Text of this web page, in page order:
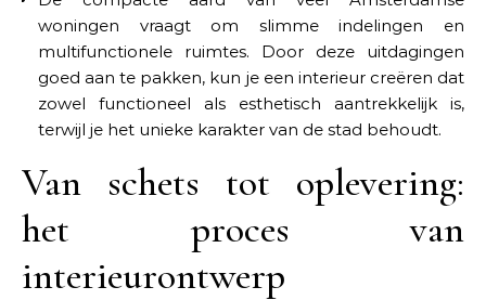
woningen vraagt om slimme indelingen en
multifunctionele ruimtes. Door deze uitdagingen
goed aan te pakken, kun je een interieur creëren dat
zowel functioneel als esthetisch aantrekkelijk is,
terwijl je het unieke karakter van de stad behoudt.
Van schets tot oplevering:
het proces van
interieurontwerp